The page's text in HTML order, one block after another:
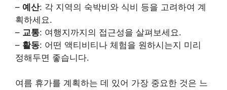
– 예산: 각 지역의 숙박비와 식비 등을 고려하여 계
획하세요.
– 교통: 여행지까지의 접근성을 살펴보세요.
– 활동: 어떤 액티비티나 체험을 원하시는지 미리
정해두면 좋습니다.
여름 휴가를 계획하는 데 있어 가장 중요한 것은 느